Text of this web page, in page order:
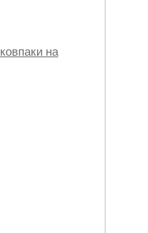
ковпаки на